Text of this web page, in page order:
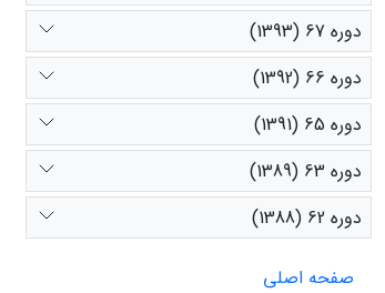
دوره 67 (1393)
دوره 66 (1392)
دوره 65 (1391)
دوره 63 (1389)
دوره 62 (1388)
صفحه اصلی